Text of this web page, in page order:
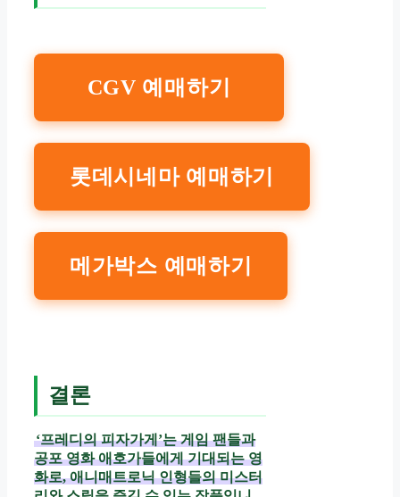
CGV 예매하기
롯데시네마 예매하기
메가박스 예매하기
결론
‘프레디의 피자가게’는 게임 팬들과
공포 영화 애호가들에게 기대되는 영
화로, 애니매트로닉 인형들의 미스터